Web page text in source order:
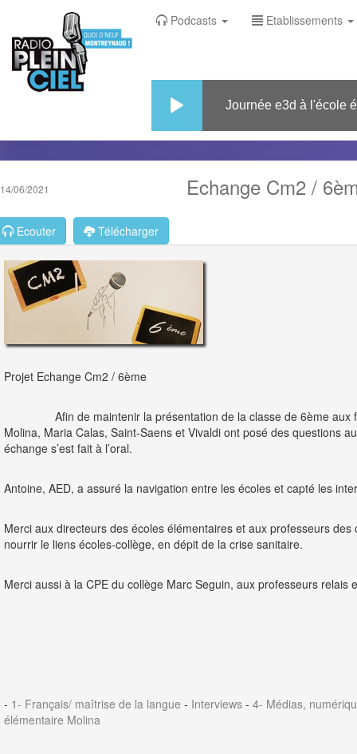
Podcasts Etablissements
Journée e3d à l'école
06/2021 Echange Cm2 /
Ecouter Télécharger
Projet Echange Cm2 / 6ème
Afin de maintenir la présentation de la classe de 6ème aux
Molina, Maria Calas, Saint-Saens et Vivaldi ont posé des questions
échange s’est fait à l’oral.
Antoine, AED, a assuré la navigation entre les écoles et capté les
Merci aux directeurs des écoles élémentaires et aux professeurs
nourrir le liens écoles-collège, en dépit de la crise sanitaire.
Merci aussi à la CPE du collège Marc Seguin, aux professeurs relais
- 1- Français/ maîtrise de la langue - Interviews - 4- Médias,
élémentaire Molina